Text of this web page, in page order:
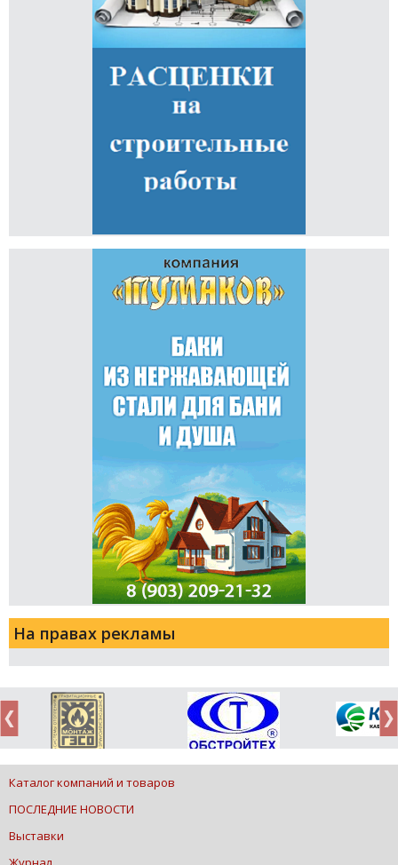
На правах рекламы
Каталог компаний и товаров
ПОСЛЕДНИЕ НОВОСТИ
Выставки